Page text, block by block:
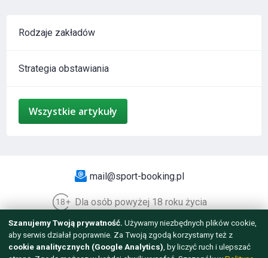
Rodzaje zakładów
Strategia obstawiania
Wszystkie artykuły
mail@sport-booking.pl
Dla osób powyżej 18 roku życia
© 2012 - 2026 WSZELKIE PRAWA ZASTRZEŻONE.
TWORZENIE STRON INTERNETOWYCH — ARTISMEDIA
Szanujemy Twoją prywatność. Używamy niezbędnych plików cookie,
aby serwis działał poprawnie. Za Twoją zgodą korzystamy też z
cookie analitycznych (Google Analytics) , by liczyć ruch i ulepszać